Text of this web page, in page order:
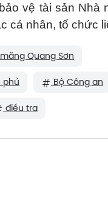
vệ tài sản Nhà
cá nhân, tổ chức
Quang Sơn
phủ Bộ Công an
điều tra